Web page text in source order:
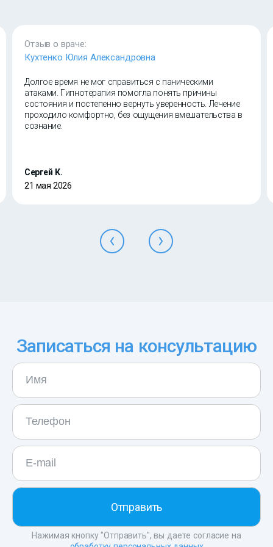
Отзыв о враче:
Кухтенко Юлия Александровна
Долгое время не мог справиться с паническими
атаками. Гипнотерапия помогла понять причины
состояния и постепенно вернуть уверенность. Лечение
проходило комфортно, без ощущения вмешательства в
сознание.
Сергей К.
21 мая 2026
Записаться на консультацию
Нажимая кнопку "Отправить", вы даете согласие на